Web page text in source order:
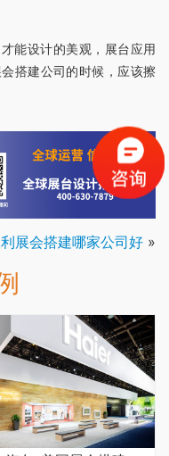
能设计的美观，展台应用
搭建公司的时候，应该擦
展会搭建哪家公司好 »